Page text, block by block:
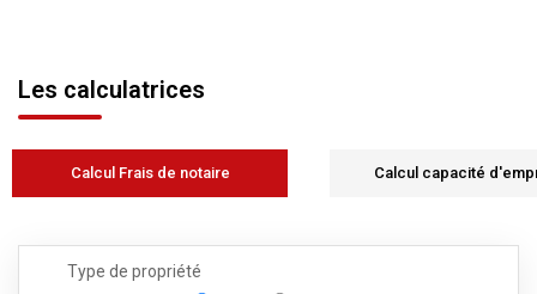
Les calculatrices
Calcul Frais de notaire Calcul capacité